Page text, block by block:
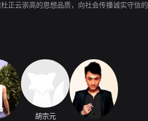
正云崇高的思想品质，向社会传播诚实守信
胡宗元